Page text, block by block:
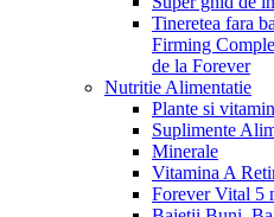
Tineretea fara
Firming
de la Forever
Nutritie Alimentatie
Plante si
Suplimente
Minerale
Vitamina A
Forever Vital 5